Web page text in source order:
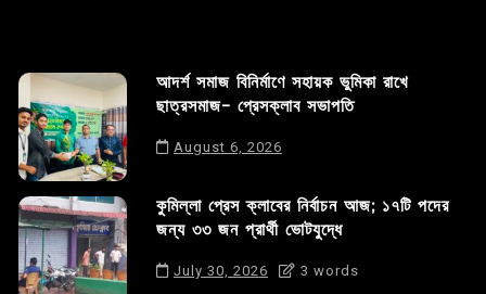
আদর্শ সমাজ বিনির্মাণে সহায়ক ভুমিকা রাখে
ছাত্রসমাজ- প্রেসক্লাব সভাপতি
August 6, 2026
কুমিল্লা প্রেস ক্লাবের নির্বাচন আজ; ১৭টি পদের
জন্য ৩৩ জন প্রার্থী ভোটযুদ্ধে
July 30, 2026 3 words